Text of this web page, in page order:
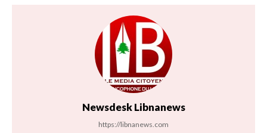
Newsdesk Libnanews
https://libnanews.com